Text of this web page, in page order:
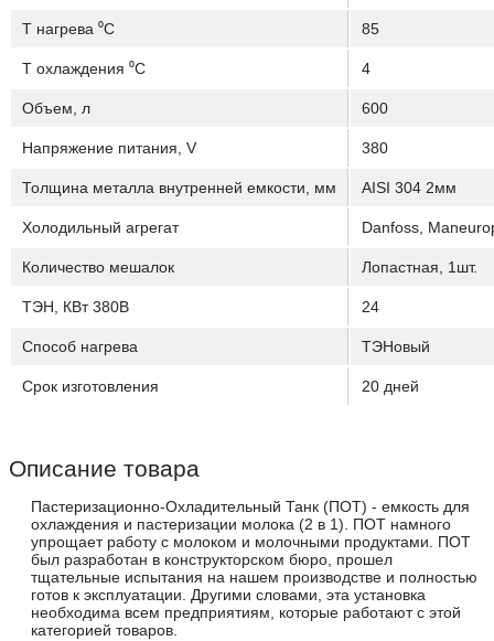
T нагрева ⁰С 85
T охлаждения ⁰С 4
Объем, л 600
Напряжение питания, V 380
Толщина металла внутренней емкости, мм AISI 304 2мм
Холодильный агрегат Danfoss,
Количество мешалок Лопастная, 1шт.
ТЭН, КВт 380В 24
Способ нагрева ТЭНовый
Срок изготовления 20 дней
Описание товара
Пастеризационно-Охладительный Танк (ПОТ) - емкость для
охлаждения и пастеризации молока (2 в 1). ПОТ намного
упрощает работу с молоком и молочными продуктами. ПОТ
был разработан в конструкторском бюро, прошел
тщательные испытания на нашем производстве и полностью
готов к эксплуатации. Другими словами, эта установка
необходима всем предприятиям, которые работают с этой
категорией товаров.